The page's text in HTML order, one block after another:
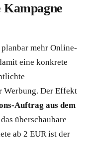
Kampagne
mehr Online-
eine konkrete
Werbung. Der Effekt
Auftrag aus dem
überschaubare
ab 2 EUR ist der